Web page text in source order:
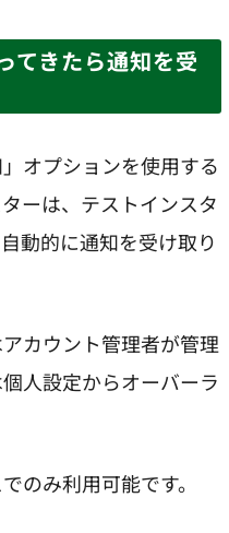
てきたら通知を受
オプションを使用する
ーは、テストインスタ
動的に通知を受け取り
カウント管理者が管理
人設定からオーバーラ
のみ利用可能です。